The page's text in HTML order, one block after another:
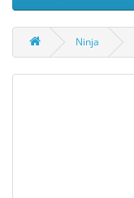
Ninja